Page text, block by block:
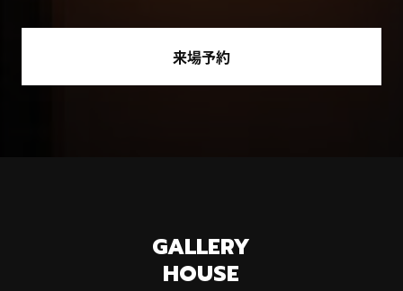
来場予約
GALLERY
HOUSE